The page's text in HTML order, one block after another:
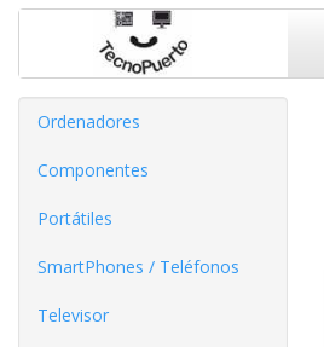
Ordenadores
Componentes
Portátiles
SmartPhones / Teléfonos
Televisor